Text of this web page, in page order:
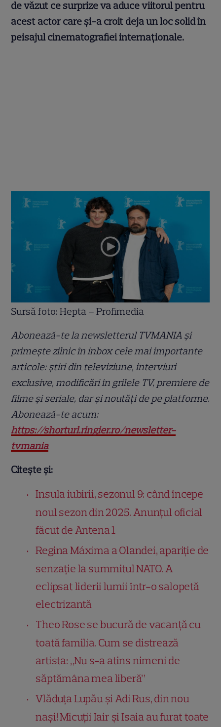
de văzut ce surprize va aduce viitorul pentru
acest actor care și-a croit deja un loc solid în
peisajul cinematografiei internaționale.
Sursă foto: Hepta – Profimedia
Abonează-te la newsletterul TVMANIA și
primește zilnic în inbox cele mai importante
articole: știri din televiziune, interviuri
exclusive, modificări în grilele TV, premiere de
filme și seriale, dar și noutăți de pe platforme.
Abonează-te acum:
https://shorturl.ringier.ro/newsletter-
tvmania
Citește și:
Insula iubirii, sezonul 9: când începe
noul sezon din 2025. Anunțul oficial
făcut de Antena 1
Regina Máxima a Olandei, apariție de
senzație la summitul NATO. A
eclipsat liderii lumii într-o salopetă
electrizantă
Theo Rose se bucură de vacanță cu
toată familia. Cum se distrează
artista: „Nu s-a atins nimeni de
săptămâna mea liberă”
Vlăduța Lupău și Adi Rus, din nou
nași! Micuții Iair și Isaia au furat toate